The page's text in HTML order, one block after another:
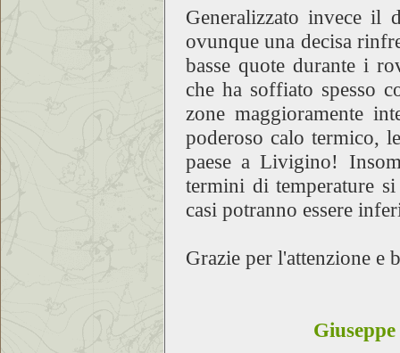
Generalizzato invece il
ovunque una decisa
basse quote durante i
che ha soffiato spesso
zone maggioramente
poderoso calo termico,
paese a Livigino!
termini di temperature
casi potranno essere
Grazie per l'attenzione e